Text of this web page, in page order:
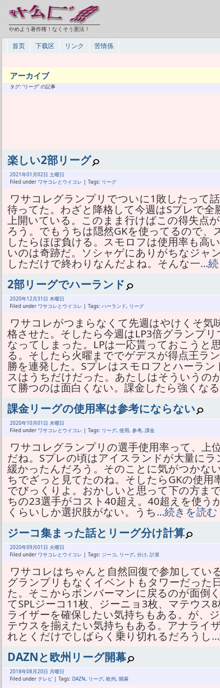
やめよう著作権！なくそう憲法！
首页 下载区 リンク 苦情係
アーカイブ
タグ: ‘リーグ’ の記事
楽しい2部リーグ
2021年01月02日 土曜日
Filed under ワサコレとウイコレ | Tags: リーグ
ワサコレグランプリでついに1敗したって
待ってた。わざと降格して今週はSプレで全
上開いている。このまま行けばこの得失点
ろう。でもうちは隠然GKを使ってるので
したらほぼ負ける。スモロフは使用率も高
いのは奇跡だ。ソシャゲにありがちなジャ
しただけで終わりなんだよね。そんな一…
2部リーグでハーランド
2020年12月31日 木曜日
Filed under ワサコレとウイコレ | Tags: ハーランド, リーグ
ワサコレがつまらなくて先週はやけくそ
格させた。そしたら今週はLP3倍グランプ
なってしまった。LPは一応貰っておこうと
る。そしたら火曜まででゲデスが得点王ラ
勝を連発した。Sプレはスモロフとハーラ
スはうちだけだった。あたしはそういうの
て勝つのは面白くない。課金したら強くなる
課金リーグの使用率は参考にならない
2020年10月01日 木曜日
Filed under ワサコレとウイコレ | Tags: リーグ, 使用, 参考, 課金
ワサコレグランプリの選手使用率って、上
だね。Sプレの頃はアイスランドが大量に
緩かったんだろう。そのことに気がつかな
ちでざっと見てたのね。そしたらGKの使
でびっくりよ。おかしいと思って下の方ま
ちの23選手がコスト40超え。40超えを使う
くらいしか選択肢がない。うち…続きを読む
ジーコ集まった話とリーグ分け計算
2020年09月01日 火曜日
Filed under ワサコレとウイコレ | Tags: ジーコ, リーグ, 分け, 計算
ワサコレはちゃんと自然回復で参加してい
グランプリもなくイベントもタワーだった
た。そこからボンバーマンに戻るのが面倒
てSPLジーコ11枚、ジーニョ3枚、マテウス
ライザーを確保したい気持ちもある。が、
テウスを揃えたい気持ちもある。アナライ
れとくだけでしばらく乗り切れるだろうし
DAZNと欧州リーグ開幕
2018年08月20日 月曜日
Filed under テレビ | Tags: DAZN, リーグ, 欧州, 開幕